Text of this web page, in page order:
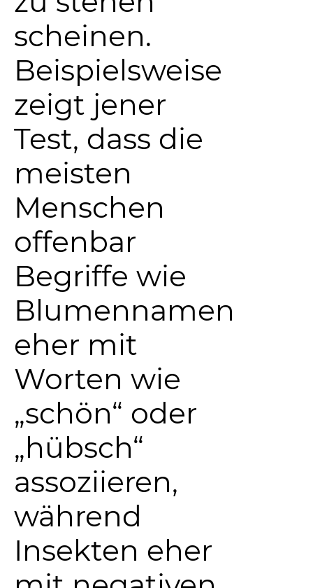
scheinen.
Beispielsweise
zeigt jener
Test, dass die
meisten
Menschen
offenbar
Begriffe wie
Blumennamen
eher mit
Worten wie
„schön“ oder
„hübsch“
assoziieren,
während
Insekten eher